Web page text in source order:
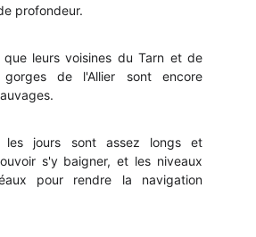
profondeur.
que leurs voisines du Tarn et de
gorges de l'Allier sont encore
les jours sont assez longs et
s'y baigner, et les niveaux
pour rendre la navigation